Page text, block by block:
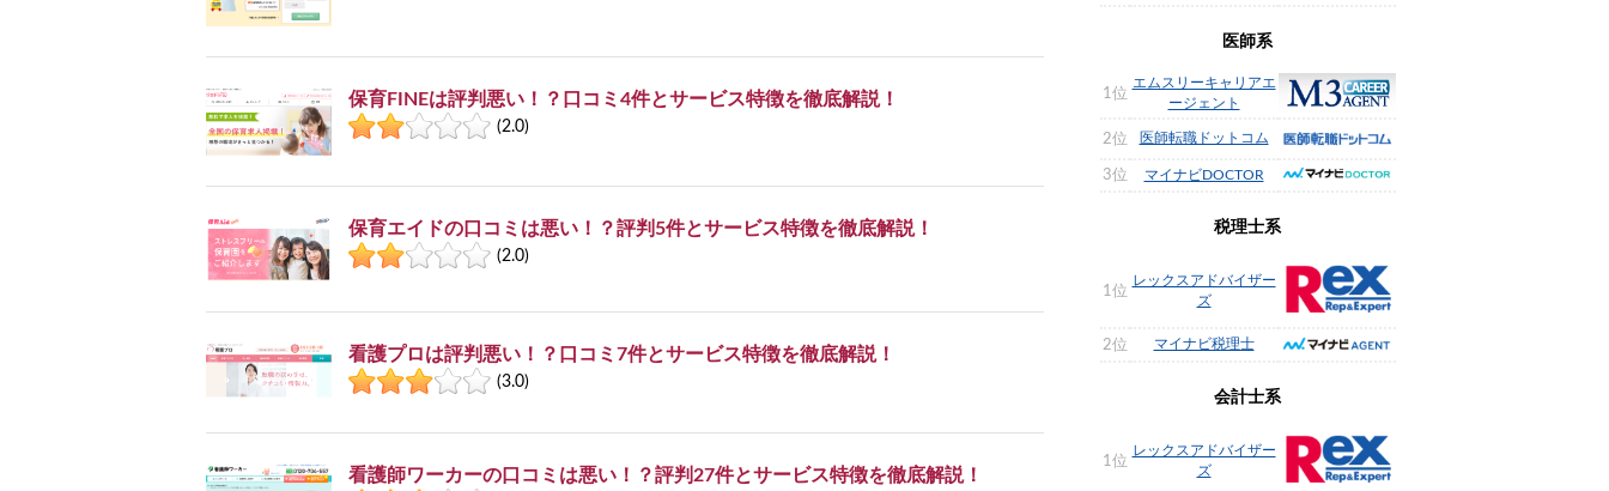
保育FINEは評判悪い！？口コミ4件とサービス特徴を徹底解説！
(2.0)
保育エイドの口コミは悪い！？評判5件とサービス特徴を徹底解説！
(2.0)
看護プロは評判悪い！？口コミ7件とサービス特徴を徹底解説！
(3.0)
看護師ワーカーの口コミは悪い！？評判27件とサービス特徴を徹底解説！
医師系
1位
エムスリーキャリアエ
ージェント
2位 医師転職ドットコム
3位 マイナビDOCTOR
税理士系
1位
レックスアドバイザー
ズ
2位 マイナビ税理士
会計士系
1位
レックスアドバイザー
ズ